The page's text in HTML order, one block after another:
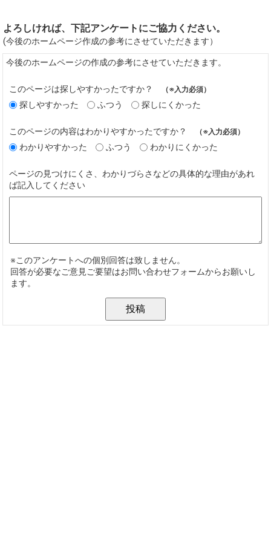
よろしければ、下記アンケートにご協力ください。
(今後のホームページ作成の参考にさせていただきます）
今後のホームページの作成の参考にさせていただきます。
このページは探しやすかったですか？ （※入力必須）
探しやすかった ふつう 探しにくかった
このページの内容はわかりやすかったですか？ （※入力必須）
わかりやすかった ふつう わかりにくかった
ページの見つけにくさ、わかりづらさなどの具体的な理由があれ
ば記入してください
※このアンケートへの個別回答は致しません。
回答が必要なご意見ご要望はお問い合わせフォームからお願いし
ます。